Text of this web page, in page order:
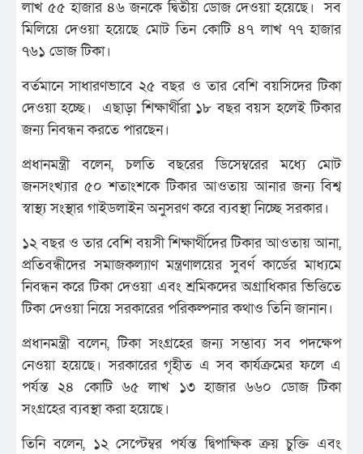
লাখ ৫৫ হাজার ৪৬ জনকে দ্বিতীয় ডোজ দেওয়া হয়েছে। সব
মিলিয়ে দেওয়া হয়েছে মোট তিন কোটি ৪৭ লাখ ৭৭ হাজার
৭৬১ ডোজ টিকা।
বর্তমানে সাধারণভাবে ২৫ বছর ও তার বেশি বয়সিদের টিকা
দেওয়া হচ্ছে। এছাড়া শিক্ষার্থীরা ১৮ বছর বয়স হলেই টিকার
জন্য নিবন্ধন করতে পারছেন।
প্রধানমন্ত্রী বলেন, চলতি বছরের ডিসেম্বরের মধ্যে মোট
জনসংখ্যার ৫০ শতাংশকে টিকার আওতায় আনার জন্য বিশ্ব
স্বাস্থ্য সংস্থার গাইডলাইন অনুসরণ করে ব্যবস্থা নিচ্ছে সরকার।
১২ বছর ও তার বেশি বয়সী শিক্ষার্থীদের টিকার আওতায় আনা,
প্রতিবন্ধীদের সমাজকল্যাণ মন্ত্রণালয়ের সুবর্ণ কার্ডের মাধ্যমে
নিবন্ধন করে টিকা দেওয়া এবং শ্রমিকদের অগ্রাধিকার ভিত্তিতে
টিকা দেওয়া নিয়ে সরকারের পরিকল্পনার কথাও তিনি জানান।
প্রধানমন্ত্রী বলেন, টিকা সংগ্রহের জন্য সম্ভাব্য সব পদক্ষেপ
নেওয়া হয়েছে। সরকারের গৃহীত এ সব কার্যক্রমের ফলে এ
পর্যন্ত ২৪ কোটি ৬৫ লাখ ১৩ হাজার ৬৬০ ডোজ টিকা
সংগ্রহের ব্যবস্থা করা হয়েছে।
তিনি বলেন, ১২ সেপ্টেম্বর পর্যন্ত দ্বিপাক্ষিক ক্রয় চুক্তি এবং